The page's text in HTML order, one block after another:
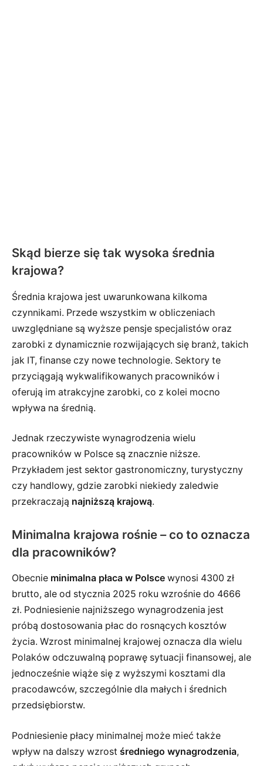
Skąd bierze się tak wysoka średnia
krajowa?
Średnia krajowa jest uwarunkowana kilkoma
czynnikami. Przede wszystkim w obliczeniach
uwzględniane są wyższe pensje specjalistów oraz
zarobki z dynamicznie rozwijających się branż, takich
jak IT, finanse czy nowe technologie. Sektory te
przyciągają wykwalifikowanych pracowników i
oferują im atrakcyjne zarobki, co z kolei mocno
wpływa na średnią.
Jednak rzeczywiste wynagrodzenia wielu
pracowników w Polsce są znacznie niższe.
Przykładem jest sektor gastronomiczny, turystyczny
czy handlowy, gdzie zarobki niekiedy zaledwie
przekraczają najniższą krajową.
Minimalna krajowa rośnie – co to oznacza
dla pracowników?
Obecnie minimalna płaca w Polsce wynosi 4300 zł
brutto, ale od stycznia 2025 roku wzrośnie do 4666
zł. Podniesienie najniższego wynagrodzenia jest
próbą dostosowania płac do rosnących kosztów
życia. Wzrost minimalnej krajowej oznacza dla wielu
Polaków odczuwalną poprawę sytuacji finansowej, ale
jednocześnie wiąże się z wyższymi kosztami dla
pracodawców, szczególnie dla małych i średnich
przedsiębiorstw.
Podniesienie płacy minimalnej może mieć także
wpływ na dalszy wzrost średniego wynagrodzenia,